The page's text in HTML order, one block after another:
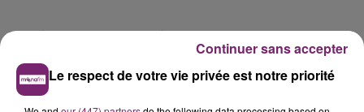
Publié : 23 octobre 2019 à 9h53
Le respect de votre vie privée est notre priorité
Continuer sans accepter